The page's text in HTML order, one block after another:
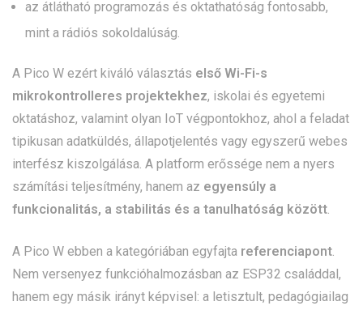
az átlátható programozás és oktathatóság fontosabb,
mint a rádiós sokoldalúság.
A Pico W ezért kiváló választás első Wi-Fi-s
mikrokontrolleres projektekhez, iskolai és egyetemi
oktatáshoz, valamint olyan IoT végpontokhoz, ahol a feladat
tipikusan adatküldés, állapotjelentés vagy egyszerű webes
interfész kiszolgálása. A platform erőssége nem a nyers
számítási teljesítmény, hanem az egyensúly a
funkcionalitás, a stabilitás és a tanulhatóság között
A Pico W ebben a kategóriában egyfajta referenciapont
Nem versenyez funkcióhalmozásban az ESP32 családdal,
hanem egy másik irányt képvisel: a letisztult, pedagógiailag